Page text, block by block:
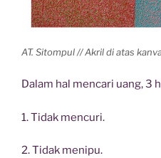
AT. Sitompul // Akril di atas
Dalam hal mencari uang, 3
1. Tidak mencuri.
2. Tidak menipu.